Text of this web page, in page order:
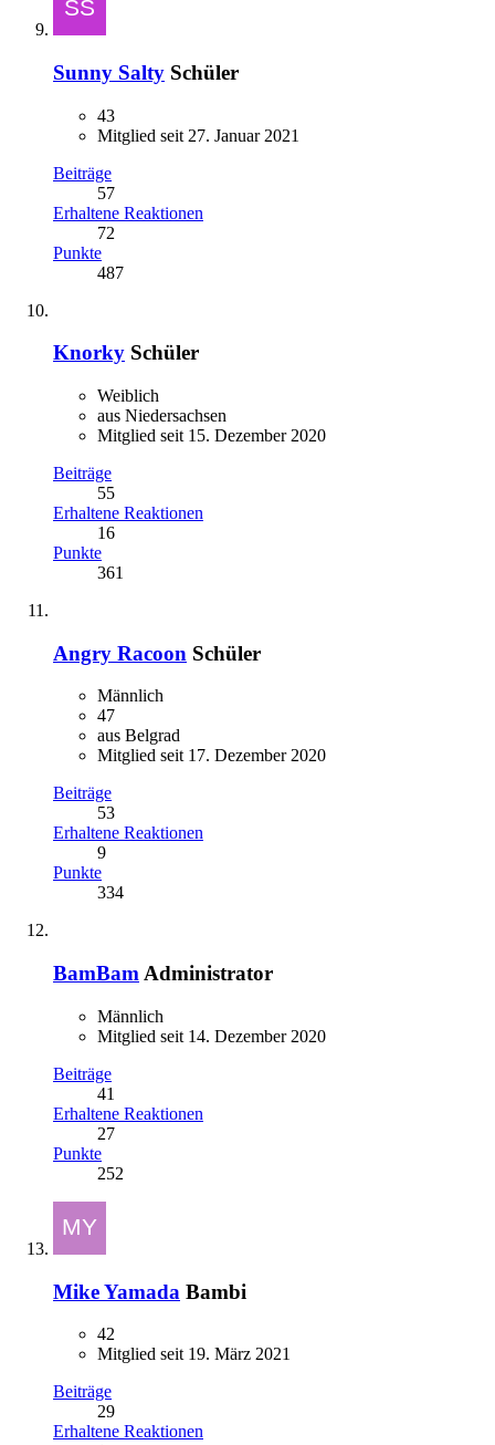
Sunny Salty Schüler
43
Mitglied seit 27. Januar 2021
Beiträge
57
Erhaltene Reaktionen
72
Punkte
487
Knorky Schüler
Weiblich
aus Niedersachsen
Mitglied seit 15. Dezember 2020
Beiträge
55
Erhaltene Reaktionen
16
Punkte
361
Angry Racoon Schüler
Männlich
47
aus Belgrad
Mitglied seit 17. Dezember 2020
Beiträge
53
Erhaltene Reaktionen
9
Punkte
334
BamBam Administrator
Männlich
Mitglied seit 14. Dezember 2020
Beiträge
41
Erhaltene Reaktionen
27
Punkte
252
Mike Yamada Bambi
42
Mitglied seit 19. März 2021
Beiträge
29
Erhaltene Reaktionen